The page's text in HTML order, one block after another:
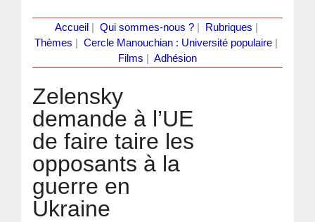
Accueil Qui sommes-nous ?| Rubriques
Thèmes
Cercle Manouchian : Université populaire
Films
Adhésion
Zelensky
demande à l’UE
de faire taire les
opposants à la
guerre en
Ukraine